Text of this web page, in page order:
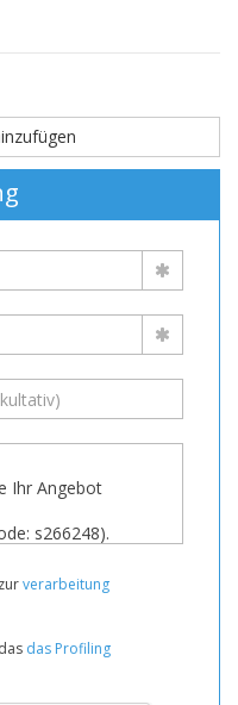
verarbeitung
das Profiling